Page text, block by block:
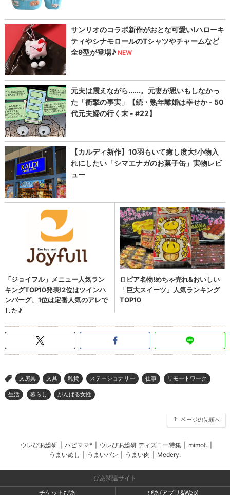
> 文房具 文具 雑貨 ステーショナリー 仕事 リモートワーク
生活 暮らし がんばる女性
ページの先頭へ
ウレぴあ総研 ハピママ* ウレぴあ総研 ディズニー特集 mimot.
うまいめし
うまいパン うまい肉 Medery.
ぴあ関連サイト
チケットぴあ
ぴあ(アプリ&Web)